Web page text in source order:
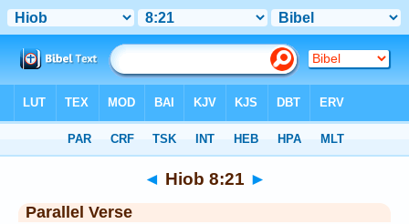
◄ Hiob 8:21 ►
Parallel Verse